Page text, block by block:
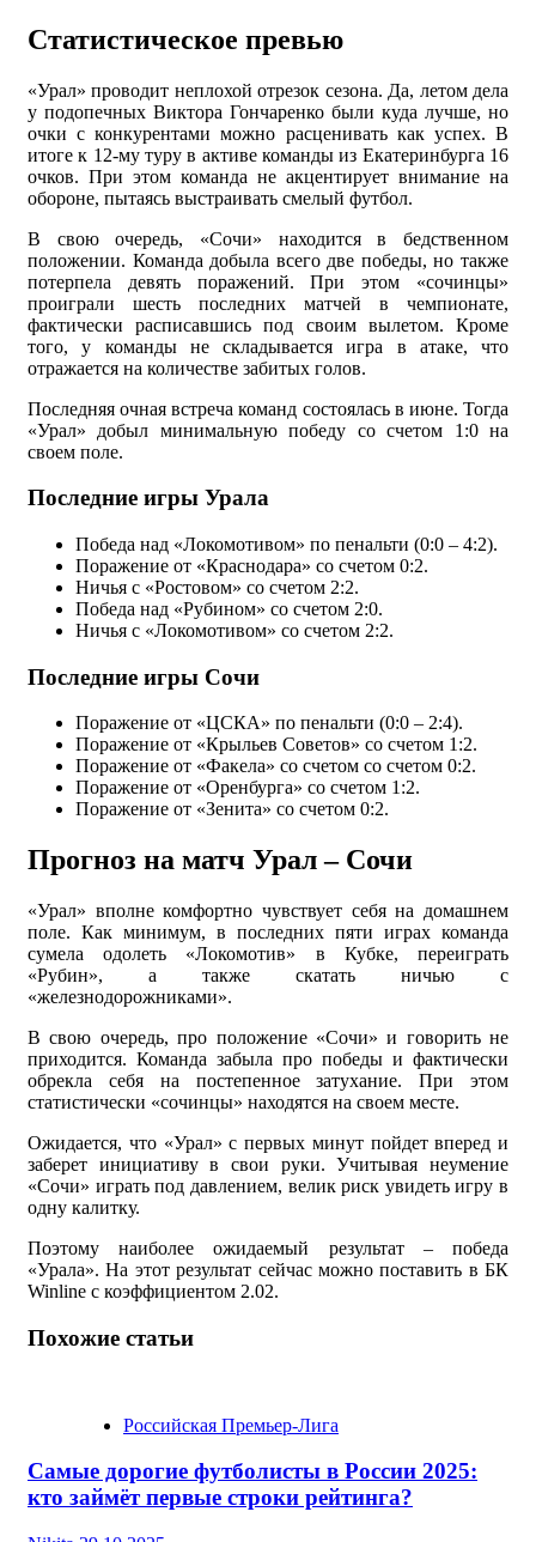
Статистическое превью
«Урал» проводит неплохой отрезок сезона. Да, летом дела
у подопечных Виктора Гончаренко были куда лучше, но
очки с конкурентами можно расценивать как успех. В
итоге к 12-му туру в активе команды из Екатеринбурга 16
очков. При этом команда не акцентирует внимание на
обороне, пытаясь выстраивать смелый футбол.
В свою очередь, «Сочи» находится в бедственном
положении. Команда добыла всего две победы, но также
потерпела девять поражений. При этом «сочинцы»
проиграли шесть последних матчей в чемпионате,
фактически расписавшись под своим вылетом. Кроме
того, у команды не складывается игра в атаке, что
отражается на количестве забитых голов.
Последняя очная встреча команд состоялась в июне. Тогда
«Урал» добыл минимальную победу со счетом 1:0 на
своем поле.
Последние игры Урала
Победа над «Локомотивом» по пенальти (0:0 – 4:2).
Поражение от «Краснодара» со счетом 0:2.
Ничья с «Ростовом» со счетом 2:2.
Победа над «Рубином» со счетом 2:0.
Ничья с «Локомотивом» со счетом 2:2.
Последние игры Сочи
Поражение от «ЦСКА» по пенальти (0:0 – 2:4).
Поражение от «Крыльев Советов» со счетом 1:2.
Поражение от «Факела» со счетом со счетом 0:2.
Поражение от «Оренбурга» со счетом 1:2.
Поражение от «Зенита» со счетом 0:2.
Прогноз на матч Урал – Сочи
«Урал» вполне комфортно чувствует себя на домашнем
поле. Как минимум, в последних пяти играх команда
сумела одолеть «Локомотив» в Кубке, переиграть
«Рубин», а также скатать ничью с
«железнодорожниками».
В свою очередь, про положение «Сочи» и говорить не
приходится. Команда забыла про победы и фактически
обрекла себя на постепенное затухание. При этом
статистически «сочинцы» находятся на своем месте.
Ожидается, что «Урал» с первых минут пойдет вперед и
заберет инициативу в свои руки. Учитывая неумение
«Сочи» играть под давлением, велик риск увидеть игру в
одну калитку.
Поэтому наиболее ожидаемый результат – победа
«Урала». На этот результат сейчас можно поставить в БК
Winline с коэффициентом 2.02.
Похожие статьи
Российская Премьер-Лига
Самые дорогие футболисты в России 2025:
кто займёт первые строки рейтинга?